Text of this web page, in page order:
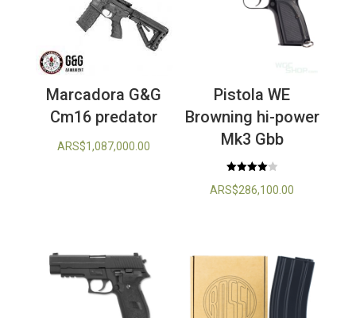
Marcadora G&G
Cm16 predator
ARS$1,087,000.00
Pistola WE
Browning hi-power
Mk3 Gbb
con
ARS$286,100.00